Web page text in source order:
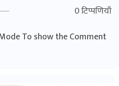
0 टिप्पणियाँ
To show the Comment